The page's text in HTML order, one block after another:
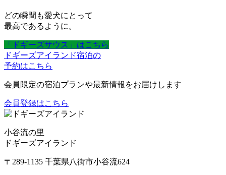
どの瞬間も愛犬にとって
最高であるように。
「ドギーズサウス」はこちら
ドギーズアイランド宿泊の
予約はこちら
会員限定の宿泊プランや最新情報をお届けします
会員登録はこちら
小谷流の里
ドギーズアイランド
〒289-1135 千葉県八街市小谷流624